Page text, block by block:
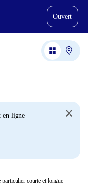
Ouvert
en ligne
particulier courte et longue